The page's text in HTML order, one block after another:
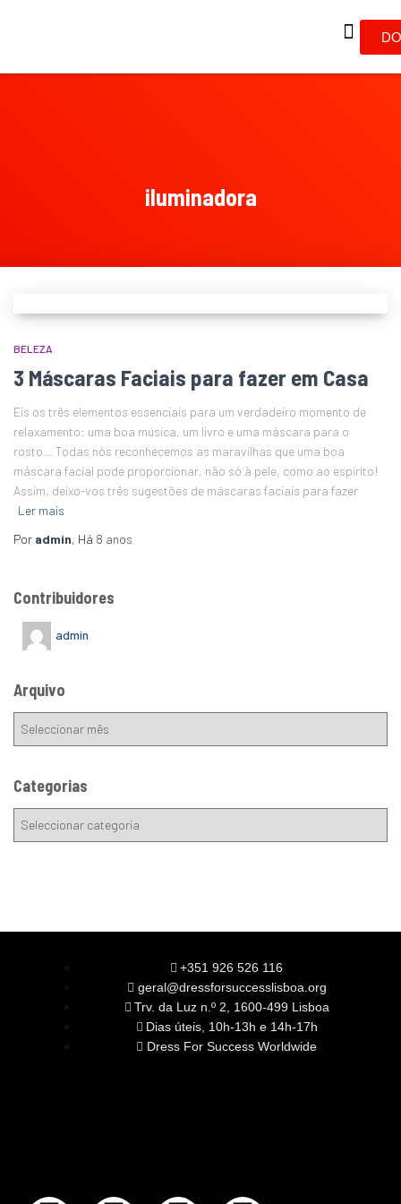
iluminadora
BELEZA
3 Máscaras Faciais para fazer em Casa
Eis os três elementos essenciais para um verdadeiro momento de
relaxamento: uma boa música, um livro e uma máscara para o
rosto… Todas nós reconhecemos as maravilhas que uma boa
máscara facial pode proporcionar, não só à pele, como ao espírito!
Assim, deixo-vos três sugestões de máscaras faciais para fazer
Ler mais
Por admin, Há 8 anos
Contribuidores
admin
Arquivo
Categorias
+351 926 526 116
geral@dressforsuccesslisboa.org
Trv. da Luz n.º 2, 1600-499 Lisboa
Dias úteis, 10h-13h e 14h-17h
Dress For Success Worldwide